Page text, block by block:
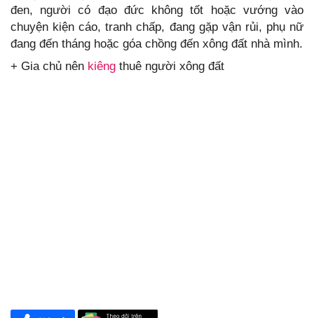
đen, người có đạo đức không tốt hoặc vướng vào
chuyện kiện cáo, tranh chấp, đang gặp vận rủi, phụ nữ
đang đến tháng hoặc góa chồng đến xông đất nhà mình.
+ Gia chủ nên kiêng thuê người xông đất